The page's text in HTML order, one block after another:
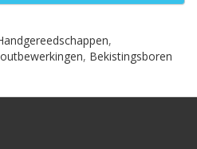
,
, Bekistingsboren